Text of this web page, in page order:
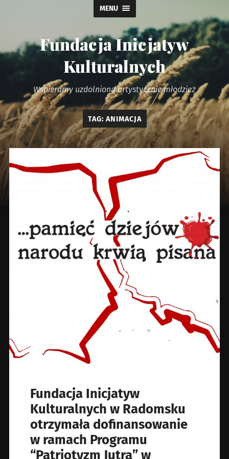
MENU
Fundacja Inicjatyw
Kulturalnych
Wspieramy uzdolnioną artystycznie młodzież
TAG: ANIMACJA
Fundacja Inicjatyw
Kulturalnych w Radomsku
otrzymała dofinansowanie
w ramach Programu
“Patriotyzm Jutra” w